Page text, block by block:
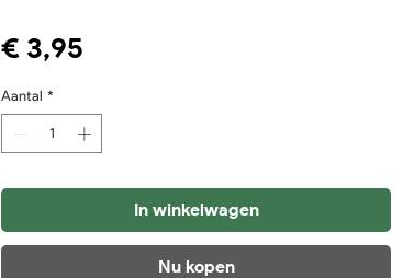
€ 3,95
Aantal *
In winkelwagen
Nu kopen